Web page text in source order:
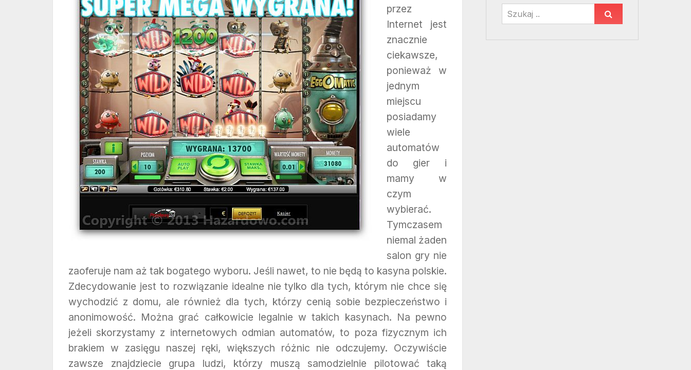
przez
Internet jest
znacznie
ciekawsze,
ponieważ w
jednym
miejscu
posiadamy
wiele
automatów
do gier i
mamy w
czym
wybierać.
Tymczasem
niemal żaden
salon gry nie
zaoferuje nam aż tak bogatego wyboru. Jeśli nawet, to nie będą to kasyna polskie.
Zdecydowanie jest to rozwiązanie idealne nie tylko dla tych, którym nie chce się
wychodzić z domu, ale również dla tych, którzy cenią sobie bezpieczeństwo i
anonimowość. Można grać całkowicie legalnie w takich kasynach. Na pewno
jeżeli skorzystamy z internetowych odmian automatów, to poza fizycznym ich
brakiem w zasięgu naszej ręki, większych różnic nie odczujemy. Oczywiście
zawsze znajdziecie grupa ludzi, którzy muszą samodzielnie pilotować taką